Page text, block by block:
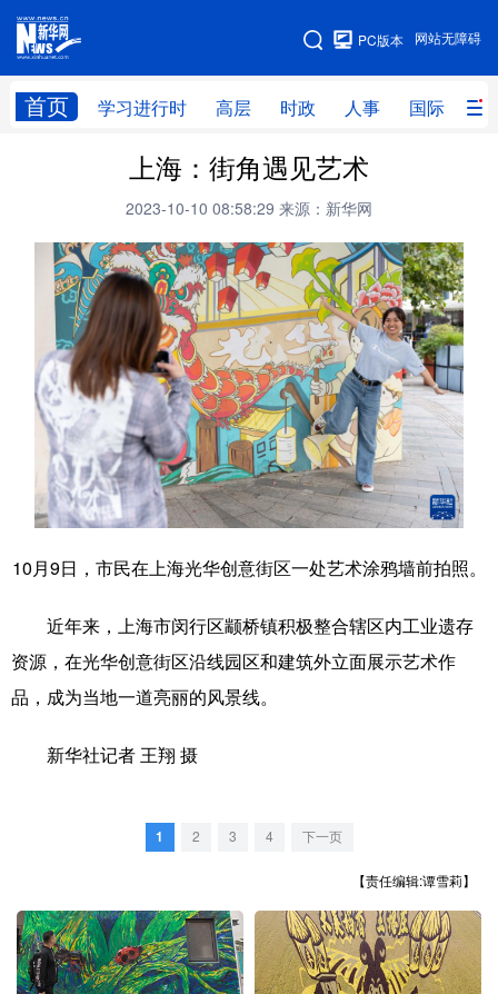
网站无障碍
PC版本
首页 学习进行时 高层 时政 人事 国际 财
网站地图
高层 时政
财经 网评
台湾 思客智库 全球连线 教育
科技 科创 量子 体育
文化 书画 健康 军事
访谈 视频 图片 政务
法律 中央文件 金融 汽车
食品 人居 信息化 数字经济
彩票 娱乐 时尚 悦读
浙江 安徽 福建 江西
上海：街角遇见艺术
2023-10-10 08:58:29 来源：新华网
10月9日，市民在上海光华创意街区一处艺术涂鸦墙前拍照。
近年来，上海市闵行区颛桥镇积极整合辖区内工业遗存
资源，在光华创意街区沿线园区和建筑外立面展示艺术作
品，成为当地一道亮丽的风景线。
新华社记者 王翔 摄
1 2 3 4 下一页
【责任编辑:谭雪莉】